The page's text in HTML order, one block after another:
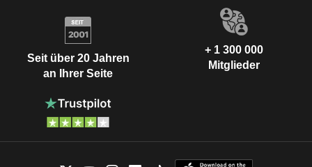
Seit über 20 Jahren
an Ihrer Seite
+ 1 300 000
Mitglieder